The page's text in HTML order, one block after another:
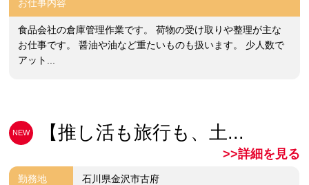
お仕事内容
食品会社の倉庫管理作業です。 荷物の受け取りや整理が主な
お仕事です。 醤油や油など重たいものも扱います。 少人数で
アット...
NEW 【推し活も旅行も、土...
>>詳細を見る
勤務地 石川県金沢市古府